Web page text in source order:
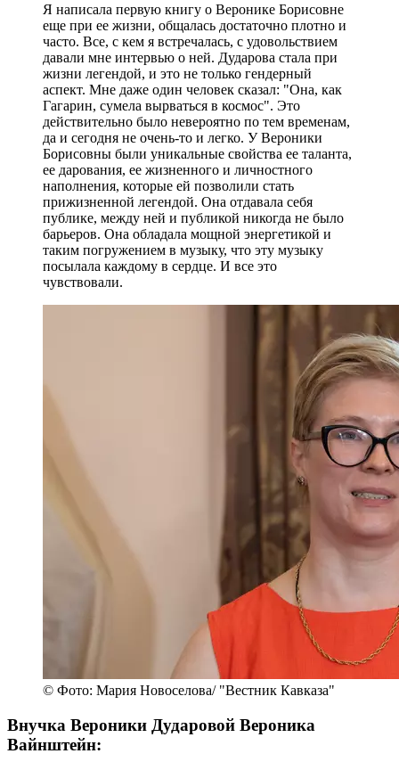
Я написала первую книгу о Веронике Борисовне
еще при ее жизни, общалась достаточно плотно и
часто. Все, с кем я встречалась, с удовольствием
давали мне интервью о ней. Дударова стала при
жизни легендой, и это не только гендерный
аспект. Мне даже один человек сказал: "Она, как
Гагарин, сумела вырваться в космос". Это
действительно было невероятно по тем временам,
да и сегодня не очень-то и легко. У Вероники
Борисовны были уникальные свойства ее таланта,
ее дарования, ее жизненного и личностного
наполнения, которые ей позволили стать
прижизненной легендой. Она отдавала себя
публике, между ней и публикой никогда не было
барьеров. Она обладала мощной энергетикой и
таким погружением в музыку, что эту музыку
посылала каждому в сердце. И все это
чувствовали.
© Фото: Мария Новоселова/ "Вестник Кавказа"
Внучка Вероники Дударовой Вероника
Вайнштейн: